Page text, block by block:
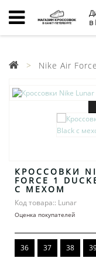
в
Nike Air Force
КРОССОВКИ
FORCE 1
С МЕХОМ
Код товара:: Lunar
Оценка покупателей
36 37 38